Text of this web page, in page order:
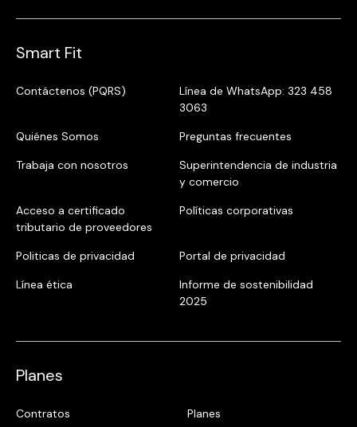
Smart Fit
Contáctenos (PQRS)
Línea de WhatsApp: 323 458
3063
Quiénes Somos
Preguntas frecuentes
Trabaja con nosotros
Superintendencia de industria
y comercio
Acceso a certificado
tributario de proveedores
Políticas corporativas
Politicas de privacidad
Portal de privacidad
Línea ética
Informe de sostenibilidad
2025
Planes
Contratos
Planes